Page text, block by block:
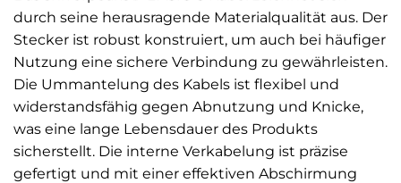
durch seine herausragende Materialqualität aus. Der
Stecker ist robust konstruiert, um auch bei häufiger
Nutzung eine sichere Verbindung zu gewährleisten.
Die Ummantelung des Kabels ist flexibel und
widerstandsfähig gegen Abnutzung und Knicke,
was eine lange Lebensdauer des Produkts
sicherstellt. Die interne Verkabelung ist präzise
gefertigt und mit einer effektiven Abschirmung